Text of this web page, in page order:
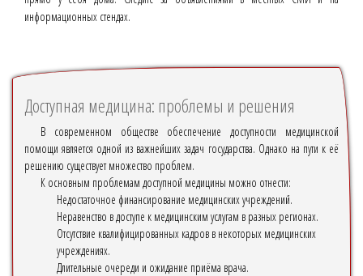
информационных стендах.
Доступная медицина: проблемы и решения
В современном обществе обеспечение доступности медицинской
помощи является одной из важнейших задач государства. Однако на пути к её
решению существует множество проблем.
К основным проблемам доступной медицины можно отнести:
Недостаточное финансирование медицинских учреждений.
Неравенство в доступе к медицинским услугам в разных регионах.
Отсутствие квалифицированных кадров в некоторых медицинских
учреждениях.
Длительные очереди и ожидание приёма врача.